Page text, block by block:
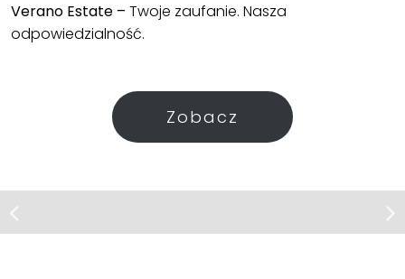
Verano Estate – Twoje zaufanie. Nasza
odpowiedzialność.
Zobacz
Piastów, ul. Bohaterów Wolności
Okazja! 4 pokoje w kamienicy z
Musuły
0% PROWIZJI | OSTATNI DOSTĘPNY | 5